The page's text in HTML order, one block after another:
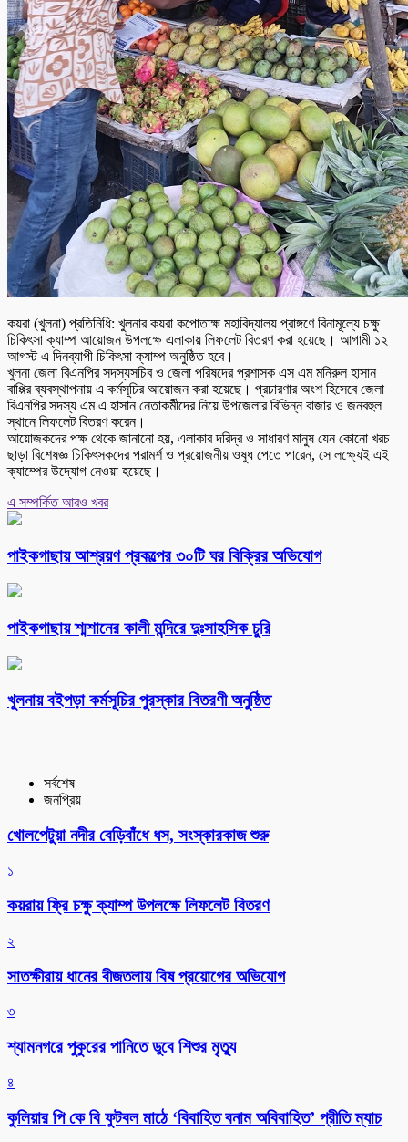
কয়রা (খুলনা) প্রতিনিধি: খুলনার কয়রা কপোতাক্ষ মহাবিদ্যালয় প্রাঙ্গণে বিনামূল্যে চক্ষু
চিকিৎসা ক্যাম্প আয়োজন উপলক্ষে এলাকায় লিফলেট বিতরণ করা হয়েছে। আগামী ১২
আগস্ট এ দিনব্যাপী চিকিৎসা ক্যাম্প অনুষ্ঠিত হবে।
খুলনা জেলা বিএনপির সদস্যসচিব ও জেলা পরিষদের প্রশাসক এস এম মনিরুল হাসান
বাপ্পির ব্যবস্থাপনায় এ কর্মসূচির আয়োজন করা হয়েছে। প্রচারণার অংশ হিসেবে জেলা
বিএনপির সদস্য এম এ হাসান নেতাকর্মীদের নিয়ে উপজেলার বিভিন্ন বাজার ও জনবহুল
স্থানে লিফলেট বিতরণ করেন।
আয়োজকদের পক্ষ থেকে জানানো হয়, এলাকার দরিদ্র ও সাধারণ মানুষ যেন কোনো খরচ
ছাড়া বিশেষজ্ঞ চিকিৎসকদের পরামর্শ ও প্রয়োজনীয় ওষুধ পেতে পারেন, সে লক্ষ্যেই এই
ক্যাম্পের উদ্যোগ নেওয়া হয়েছে।
এ সম্পর্কিত আরও খবর
পাইকগাছায় আশ্রয়ণ প্রকল্পের ৩০টি ঘর বিক্রির অভিযোগ
পাইকগাছায় শ্মশানের কালী মন্দিরে দুঃসাহসিক চুরি
খুলনায় বইপড়া কর্মসূচির পুরস্কার বিতরণী অনুষ্ঠিত
সর্বশেষ
জনপ্রিয়
খোলপেটুয়া নদীর বেড়িবাঁধে ধস, সংস্কারকাজ শুরু
১
কয়রায় ফ্রি চক্ষু ক্যাম্প উপলক্ষে লিফলেট বিতরণ
২
সাতক্ষীরায় ধানের বীজতলায় বিষ প্রয়োগের অভিযোগ
৩
শ্যামনগরে পুকুরের পানিতে ডুবে শিশুর মৃত্যু
৪
কুলিয়ার পি কে বি ফুটবল মাঠে ‘বিবাহিত বনাম অবিবাহিত’ প্রীতি ম্যাচ